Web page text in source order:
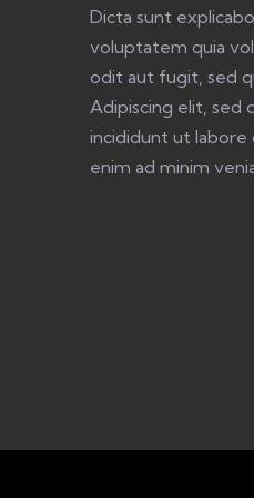
Dicta sunt
voluptatem quia
odit aut fugit, sed
Adipiscing elit, sed
incididunt ut labore
enim ad minim